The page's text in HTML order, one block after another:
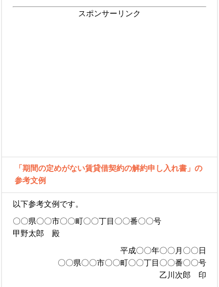
スポンサーリンク
「期間の定めがない賃貸借契約の解約申し入れ書」の
参考文例
以下参考文例です。
〇〇県〇〇市〇〇町〇〇丁目〇〇番〇〇号
甲野太郎 殿
平成〇〇年〇〇月〇〇日
〇〇県〇〇市〇〇町〇〇丁目〇〇番〇〇号
乙川次郎 印